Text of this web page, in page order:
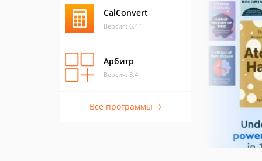
CalConvert
Версия: 6.4.1
Арбитр
Версия: 3.4
Все программы →